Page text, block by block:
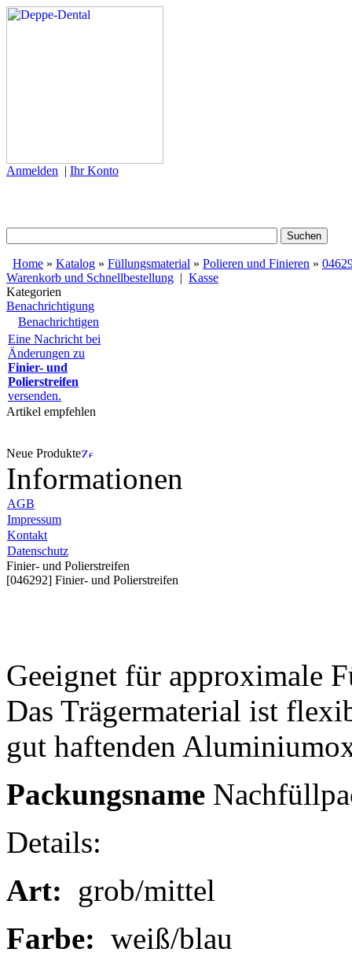
Anmelden | Ihr Konto
Home » Katalog » Füllungsmaterial » Polieren und Finieren »
Warenkorb und Schnellbestellung | Kasse
Kategorien
Benachrichtigung
Benachrichtigen
Eine Nachricht bei
Änderungen zu
Finier- und
Polierstreifen
versenden.
Artikel empfehlen
Neue Produkte
Informationen
AGB
Impressum
Kontakt
Datenschutz
Finier- und Polierstreifen
[046292] Finier- und Polierstreifen
Geeignet für approximale
Das Trägermaterial ist
gut haftenden
Packungsname
Details:
Art: grob/mittel
Farbe: weiß/blau